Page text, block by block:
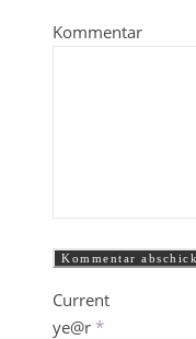
Kommentar
Current
ye@r *